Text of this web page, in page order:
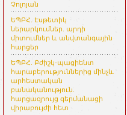
Չոլոյան
ԵՊԲՀ. Էսթետիկ
ներարկումներ. արդի
միտումներ և անվտանգային
հարցեր
ԵՊԲՀ. Բժիշկ-պացիենտ
հարաբերություններից մինչև
արհեստական
բանականություն.
հարցազրույց գերմանացի
վիրաբույժի հետ